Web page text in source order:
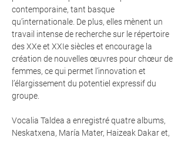
contemporaine, tant basque
qu’internationale. De plus, elles mènent un
travail intense de recherche sur le répertoire
des XXe et XXIe siècles et encourage la
création de nouvelles œuvres pour chœur de
femmes, ce qui permet l’innovation et
l’élargissement du potentiel expressif du
groupe.
Vocalia Taldea a enregistré quatre albums,
Neskatxena, María Mater, Haizeak Dakar et,